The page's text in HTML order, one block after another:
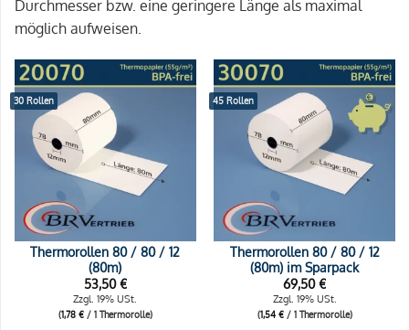
Durchmesser bzw. eine geringere Länge als maximal
möglich aufweisen.
30 Rollen
Thermorollen 80 / 80 / 12
(80m)
53,50€
Zzgl. 19% USt.
(1,78 €/ 1 Thermorolle)
45 Rollen
Thermorollen 80 / 80 / 12
(80m) im Sparpack
69,50€
Zzgl. 19% USt.
(1,54 €/ 1 Thermorolle)